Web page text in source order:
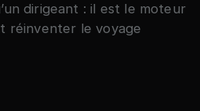
dirigeant : il est le moteur
réinventer le voyage